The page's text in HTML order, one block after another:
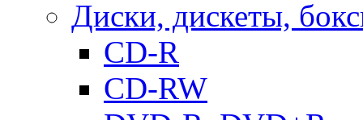
Диски, дискеты,
CD-R
CD-RW